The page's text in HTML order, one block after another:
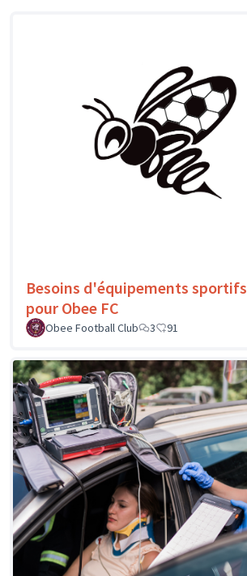
Besoins d'équipements sportifs
pour Obee FC
Obee Football Club
3 91